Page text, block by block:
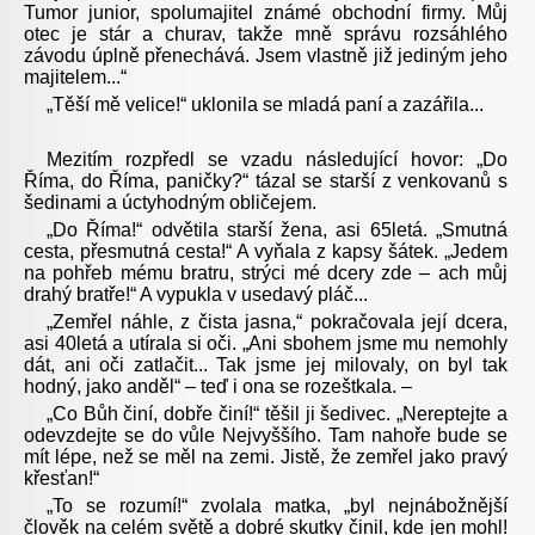
Tumor junior, spolumajitel známé obchodní firmy. Můj
otec je stár a churav, takže mně správu rozsáhlého
závodu úplně přenechává. Jsem vlastně již jediným jeho
majitelem...“
„Těší mě velice!“ uklonila se mladá paní a zazářila...
Mezitím rozpředl se vzadu následující hovor: „Do
Říma, do Říma, paničky?“ tázal se starší z venkovanů s
šedinami a úctyhodným obličejem.
„Do Říma!“ odvětila starší žena, asi 65letá. „Smutná
cesta, přesmutná cesta!“ A vyňala z kapsy šátek. „Jedem
na pohřeb mému bratru, strýci mé dcery zde – ach můj
drahý bratře!“ A vypukla v usedavý pláč...
„Zemřel náhle, z čista jasna,“ pokračovala její dcera,
asi 40letá a utírala si oči. „Ani sbohem jsme mu nemohly
dát, ani oči zatlačit... Tak jsme jej milovaly, on byl tak
hodný, jako anděl“ – teď i ona se rozeštkala. –
„Co Bůh činí, dobře činí!“ těšil ji šedivec. „Nereptejte a
odevzdejte se do vůle Nejvyššího. Tam nahoře bude se
mít lépe, než se měl na zemi. Jistě, že zemřel jako pravý
křesťan!“
„To se rozumí!“ zvolala matka, „byl nejnábožnější
člověk na celém světě a dobré skutky činil, kde jen mohl!